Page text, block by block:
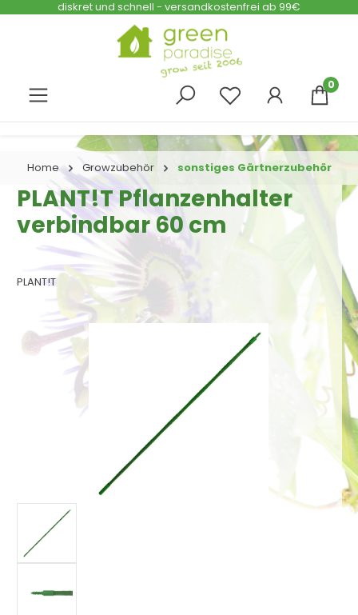
Zum Hauptinhalt springen
diskret und schnell - versandkostenfrei ab 99€
0
Home Growzubehör sonstiges Gärtnerzubehör
PLANT!T Pflanzenhalter
verbindbar 60 cm
PLANT!T
Bildergalerie überspringen